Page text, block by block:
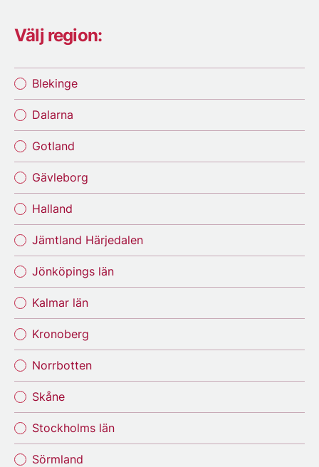
Välj region:
Blekinge
Dalarna
Gotland
Gävleborg
Halland
Jämtland Härjedalen
Jönköpings län
Kalmar län
Kronoberg
Norrbotten
Skåne
Stockholms län
Sörmland